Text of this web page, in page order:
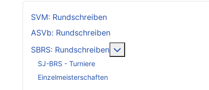
SVM: Rundschreiben
ASVb: Rundschreiben
SBRS: Rundschreiben
SJ-BRS - Turniere
Einzelmeisterschaften